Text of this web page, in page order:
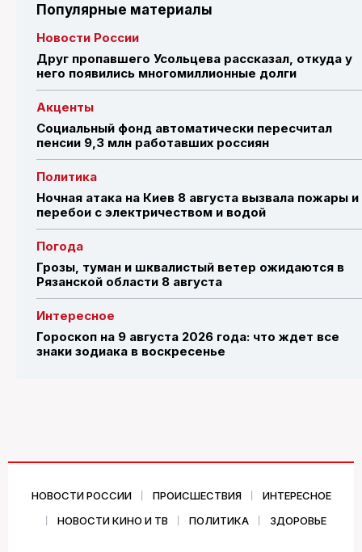
Популярные материалы
Новости России
Друг пропавшего Усольцева рассказал, откуда у
него появились многомиллионные долги
Акценты
Социальный фонд автоматически пересчитал
пенсии 9,3 млн работавших россиян
Политика
Ночная атака на Киев 8 августа вызвала пожары и
перебои с электричеством и водой
Погода
Грозы, туман и шквалистый ветер ожидаются в
Рязанской области 8 августа
Интересное
Гороскоп на 9 августа 2026 года: что ждет все
знаки зодиака в воскресенье
НОВОСТИ РОССИИ ПРОИСШЕСТВИЯ
ИНТЕРЕСНОЕ
НОВОСТИ КИНО И ТВ
ПОЛИТИКА ЗДОРОВЬЕ